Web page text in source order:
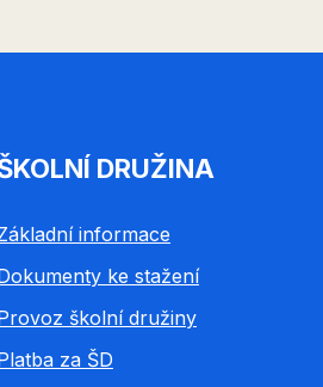
DRUŽINA
informace
ke stažení
školní družiny
za ŠD